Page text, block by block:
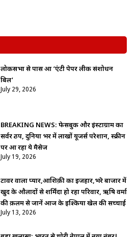
लोकसभा से पास हुआ ‘एंटी पेपर लीक संशोधन
बिल’
July 29, 2026
BREAKING NEWS: फेसबुक और इंस्टाग्राम का
सर्वर ठप, दुनिया भर में लाखों यूजर्स परेशान, स्क्रीन
पर आ रहा ये मैसेज
July 19, 2026
टावर वाला प्यार,आशिक़ी का इजहार,भरे बाजार में
खुद के औलादों से शर्मिंदा हो रहा परिवार, ऋषि वर्मा
की क़लम से जानें आज के इश्किया खेल की सच्चाई
July 13, 2026